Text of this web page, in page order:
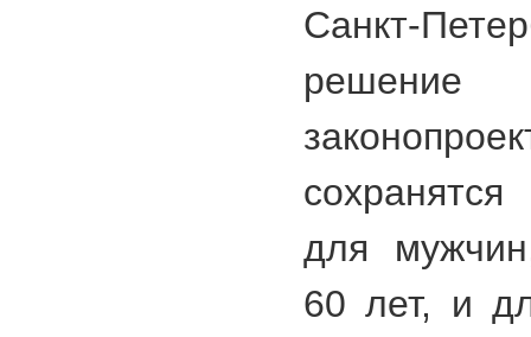
Санкт-
для
60 лет, и